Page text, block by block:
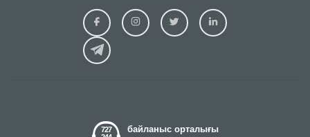
Ziraat
Kazakhstan
Facebook
Ziraat
Kazakhstan
Ziraat
Kazakhstan
Ziraat
727
байланыс орталығы